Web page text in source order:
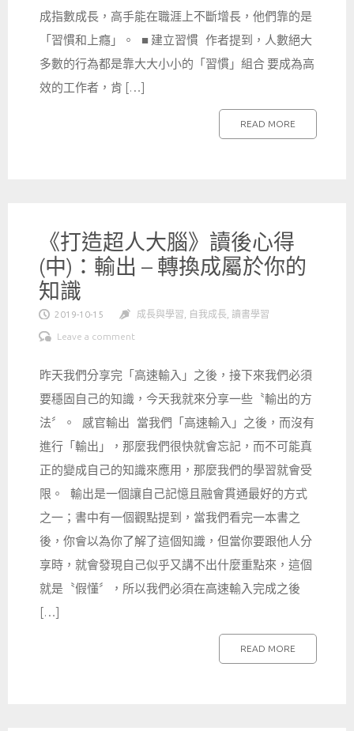
成指數成長，高手能在職涯上不斷增長，他們靠的是
「習慣和上癮」。 ■ 建立習慣 作者提到，人數絕大
多數的行為都是靠大大小小的「習慣」組合 要成為高
效的工作者，肯 […]
READ MORE
《打造超人大腦》讀後心得
(中)：輸出 – 轉換成屬於你的
知識
2019-10-15 成長與學習 自我成長 讀書學習
Leave a comment
昨天我們分享完「高速輸入」之後，接下來我們必須
要穩固自己的知識，今天我就來分享一些〝輸出的方
法〞。 感官輸出 當我們「高速輸入」之後，而沒有
進行「輸出」，那麼我們很快就會忘記，而不可能真
正的變成自己的知識來應用，那麼我們的學習就會受
限。 輸出是一個讓自己記憶且融會貫通最好的方式
之一；書中有一個觀點提到，當我們看完一本書之
後，你會以為你了解了這個知識，但當你要跟他人分
享時，就會發現自己似乎又講不出什麼重點來，這個
就是〝假懂〞，所以我們必須在高速輸入完成之後
[…]
READ MORE